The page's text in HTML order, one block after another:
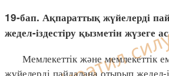
19-бап. Ақпараттық жүйелерді
жедел-іздестіру қызметін жүзеге
Мемлекеттік және мемлекеттік
жүйелерді пайдалана отырып жедел-